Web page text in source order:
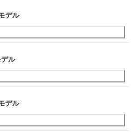
デル
ル
デル